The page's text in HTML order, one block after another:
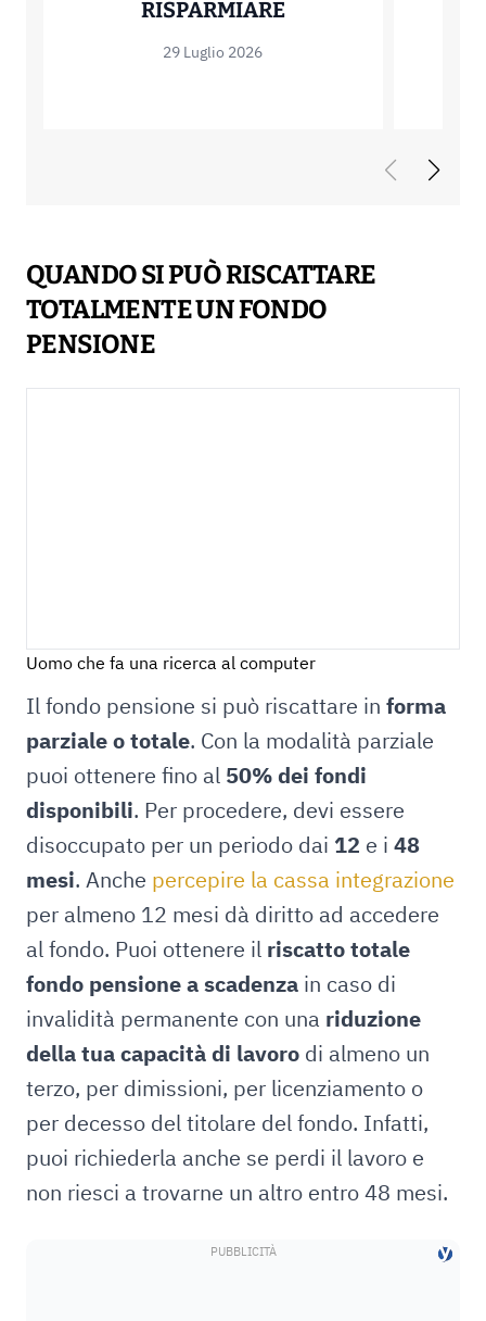
RISPARMIAREMUTUO OFFSET:
29 Luglio 2026
QUANDO SI PUÒ RISCATTARE
TOTALMENTE UN FONDO
PENSIONE
Uomo che fa una ricerca al computer
Il fondo pensione si può riscattare in forma
parziale o totale. Con la modalità parziale
puoi ottenere fino al 50% dei fondi
disponibili. Per procedere, devi essere
disoccupato per un periodo dai 12 e i 48
mesi. Anche percepire la cassa integrazione
per almeno 12 mesi dà diritto ad accedere
al fondo. Puoi ottenere il riscatto totale
fondo pensione a scadenza in caso di
invalidità permanente con una riduzione
della tua capacità di lavoro di almeno un
terzo, per dimissioni, per licenziamento o
per decesso del titolare del fondo. Infatti,
puoi richiederla anche se perdi il lavoro e
non riesci a trovarne un altro entro 48 mesi.